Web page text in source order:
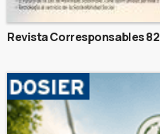
Revista Corresponsables 82